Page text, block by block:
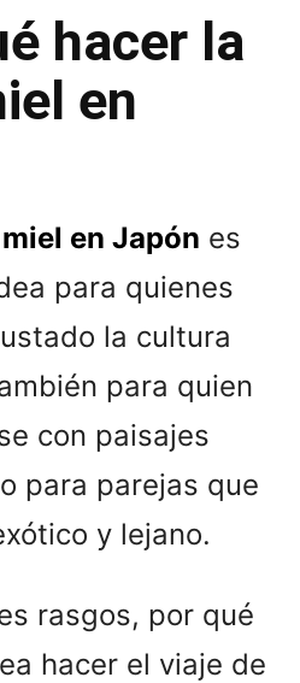
hacer la
en
en Japón es
para quienes
la cultura
para quien
con paisajes
para parejas que
y lejano.
rasgos, por qué
hacer el viaje de